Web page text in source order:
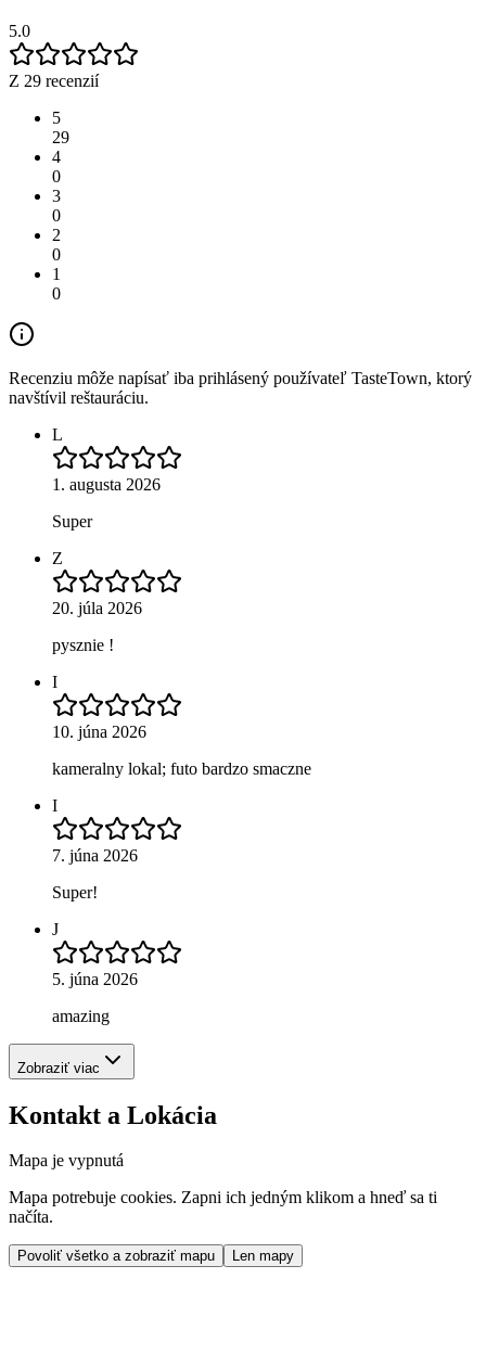
5.0
Z 29 recenzií
5
29
4
0
3
0
2
0
1
0
Recenziu môže napísať iba prihlásený používateľ TasteTown, ktorý
navštívil reštauráciu.
L
1. augusta 2026
Super
Z
20. júla 2026
pysznie !
I
10. júna 2026
kameralny lokal; futo bardzo smaczne
I
7. júna 2026
Super!
J
5. júna 2026
amazing
Zobraziť viac
Kontakt a Lokácia
Mapa je vypnutá
Mapa potrebuje cookies. Zapni ich jedným klikom a hneď sa ti
načíta.
Povoliť všetko a zobraziť mapu Len mapy